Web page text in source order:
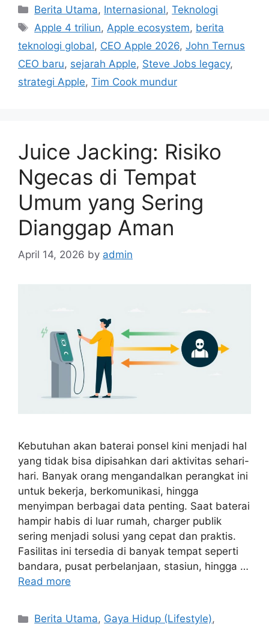
Categories
Berita Utama, Internasional,Teknologi
Tags
Apple 4 triliun,Apple ecosystem, berita
teknologi global, CEO Apple 2026, John Ternus
CEO baru, sejarah Apple, Steve Jobs legacy,
strategi Apple, Tim Cook mundur
Juice Jacking: Risiko
Ngecas di Tempat
Umum yang Sering
Dianggap Aman
April 14, 2026 by admin
Kebutuhan akan baterai ponsel kini menjadi hal
yang tidak bisa dipisahkan dari aktivitas sehari-
hari. Banyak orang mengandalkan perangkat ini
untuk bekerja, berkomunikasi, hingga
menyimpan berbagai data penting. Saat baterai
hampir habis di luar rumah, charger publik
sering menjadi solusi yang cepat dan praktis.
Fasilitas ini tersedia di banyak tempat seperti
bandara, pusat perbelanjaan, stasiun, hingga …
Read more
Categories
Berita Utama, Gaya Hidup (Lifestyle),